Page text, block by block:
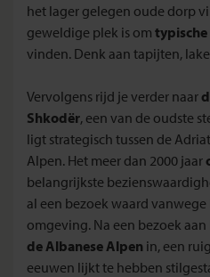
het lager gelegen oude dorp
geweldige plek is om typische
vinden. Denk aan tapijten,
Vervolgens rijd je verder naar
Shkodër, een van de oudste
ligt strategisch tussen de
Alpen. Het meer dan 2000 jaar
belangrijkste
al een bezoek waard
omgeving. Na een bezoek
de Albanese Alpen in, een
eeuwen lijkt te hebben